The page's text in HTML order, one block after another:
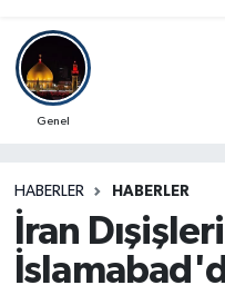
Genel
HABERLER HABERLER
İran
Iğdır Trafik
Süper Lig Puan
Son Dakika
Haber Arşivi